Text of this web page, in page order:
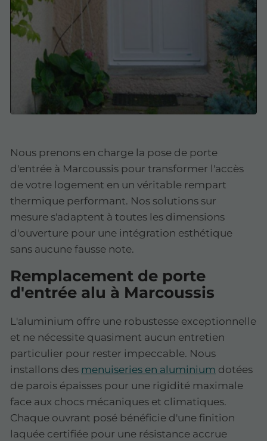
Nous prenons en charge la pose de porte
d'entrée à Marcoussis pour transformer l'accès
de votre logement en un véritable rempart
thermique performant. Nos solutions sur
mesure s'adaptent à toutes les dimensions
d'ouverture pour une intégration esthétique
sans aucune fausse note.
Remplacement de porte
d'entrée alu à Marcoussis
L'aluminium offre une robustesse exceptionnelle
et ne nécessite quasiment aucun entretien
particulier pour rester impeccable. Nous
installons des menuiseries en aluminium dotées
de parois épaisses pour une rigidité maximale
face aux chocs mécaniques et climatiques.
Chaque ouvrant posé bénéficie d'une finition
laquée certifiée pour une résistance accrue